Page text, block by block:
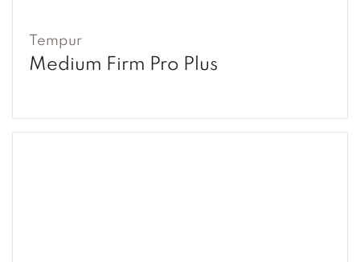
Tempur
Medium Firm Pro Plus